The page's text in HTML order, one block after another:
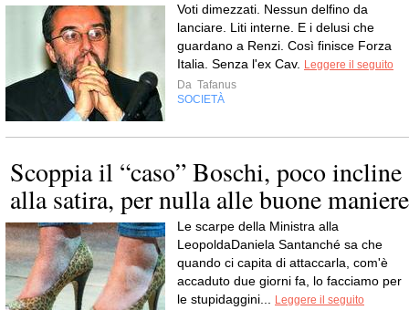
Voti dimezzati. Nessun delfino da
lanciare. Liti interne. E i delusi che
guardano a Renzi. Così finisce Forza
Italia. Senza l'ex Cav.
Leggere il seguito
Da Tafanus
SOCIETÀ
Scoppia il “caso” Boschi, poco incline
alla satira, per nulla alle buone maniere
Le scarpe della Ministra alla
LeopoldaDaniela Santanché sa che
quando ci capita di attaccarla, com'è
accaduto due giorni fa, lo facciamo per
le stupidaggini...
Leggere il seguito